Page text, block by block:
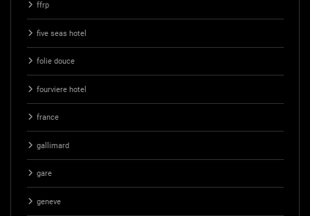
ffrp
five seas hotel
folie douce
fourviere hotel
france
gallimard
gare
geneve